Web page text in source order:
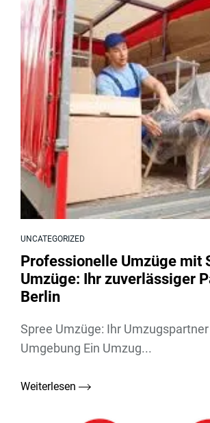
UNCATEGORIZED
Professionelle Umzüge mit
Umzüge: Ihr zuverlässiger
Berlin
Spree Umzüge: Ihr
Umgebung Ein Umzug...
Weiterlesen